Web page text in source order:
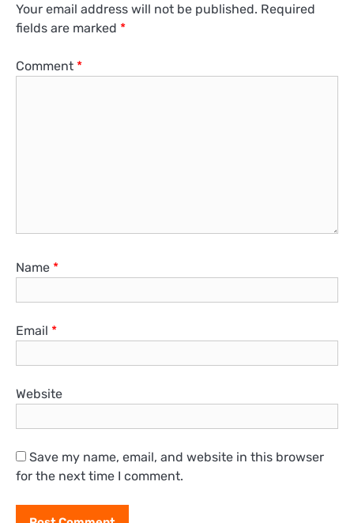
Your email address will not be published. Required
fields are marked *
Comment *
Name *
Email *
Website
Save my name, email, and website in this browser
for the next time I comment.